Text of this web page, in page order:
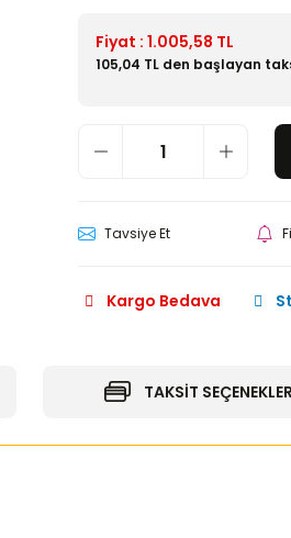
Fiyat : 1.005,58 TL
105,04 TL den başlayan
Tavsiye Et
Kargo Bedava
TAKSİT